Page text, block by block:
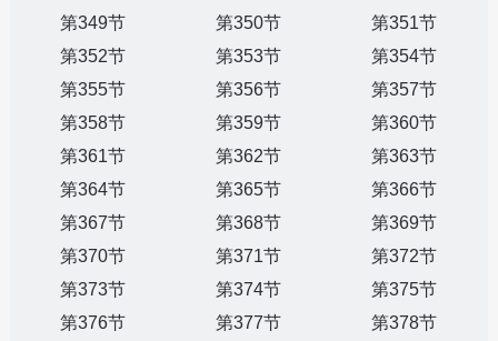
第349节
第350节
第351节
第352节
第353节
第354节
第355节
第356节
第357节
第358节
第359节
第360节
第361节
第362节
第363节
第364节
第365节
第366节
第367节
第368节
第369节
第370节
第371节
第372节
第373节
第374节
第375节
第376节
第377节
第378节